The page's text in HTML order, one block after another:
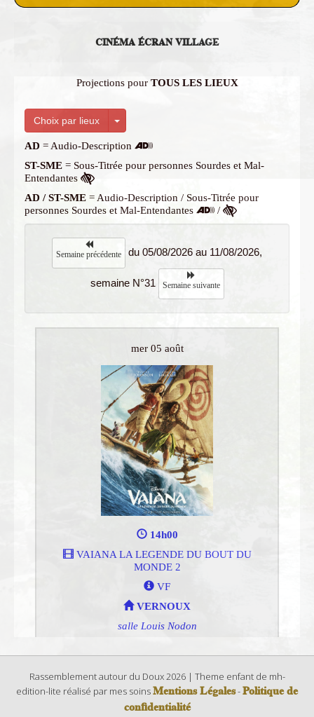
CINÉMA ÉCRAN VILLAGE
Rassemblement autour du Doux 2026 | Theme enfant de mh-
edition-lite réalisé par mes soinsMentions Légales-Politique de
confidentialité